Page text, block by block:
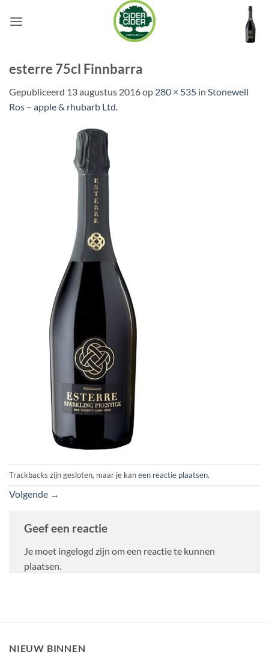
naar
esterre 75cl Finnbarra
Gepubliceerd 13 augustus 2016op 280 × 535 in Stonewell
Ros – apple & rhubarb Ltd.
Trackbacks zijn gesloten, maar je kaneen reactie plaatsen.
Volgende →
Geef een reactie
Je moet ingelogd zijn om een reactie te kunnen
plaatsen.
NIEUW BINNEN